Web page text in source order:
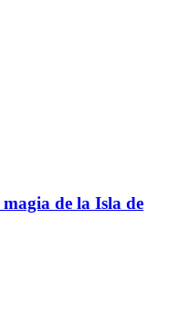
de la Isla de